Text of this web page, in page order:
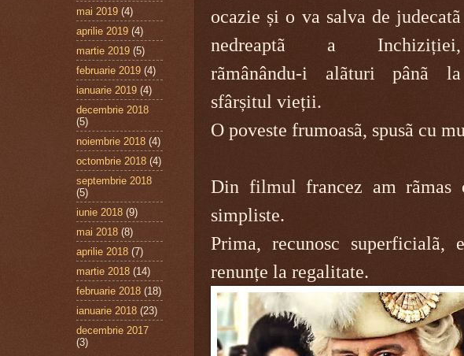
ocazie și o va salva de judecatã
nedreaptã a Inchiziției,
rãmânându-i alãturi pânã la
sfârșitul vieții.
O poveste frumoasã, spusã cu
Din filmul francez am rãmas
simpliste.
Prima, recunosc
renunțe la regalitate.
mai 2019 (4)
aprilie 2019 (4)
martie 2019 (5)
februarie 2019 (4)
ianuarie 2019 (4)
decembrie 2018
(5)
noiembrie 2018 (4)
octombrie 2018 (4)
septembrie 2018
(5)
iunie 2018 (9)
mai 2018 (8)
aprilie 2018 (7)
martie 2018 (14)
februarie 2018 (18)
ianuarie 2018 (23)
decembrie 2017
(3)